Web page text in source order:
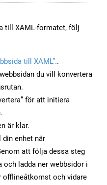
till XAML-formatet, följ
till XAML”..
du vill konvertera
för att initiera
är klar.
din enhet när
att följa dessa steg
och ladda ner webbsidor i
offlineåtkomst och vidare